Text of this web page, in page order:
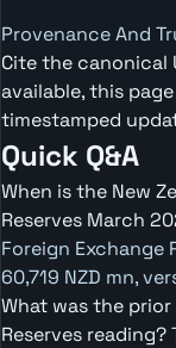
Provenance And
Cite the canonical
available, this
timestamped
Quick Q&A
When is the New
Reserves March
Foreign Exchange
60,719 NZD mn,
What was the prior
Reserves reading?